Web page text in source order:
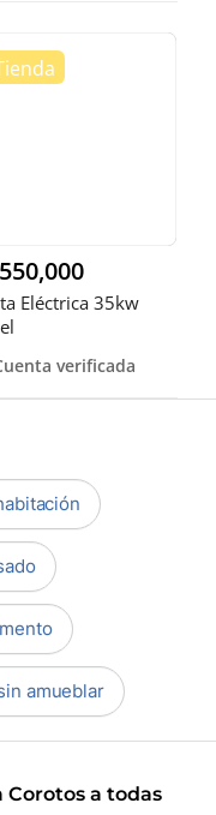
550,000
Eléctrica 35kw
verificada
amueblar
Corotos a todas